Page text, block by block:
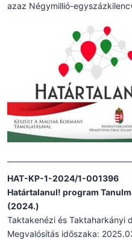
azaz Négymillió-
HAT-KP-1-2024/1-001396
Határtalanul! program
(2024.)
Taktakenézi és Taktaharkányi
Megvalósítás időszaka: